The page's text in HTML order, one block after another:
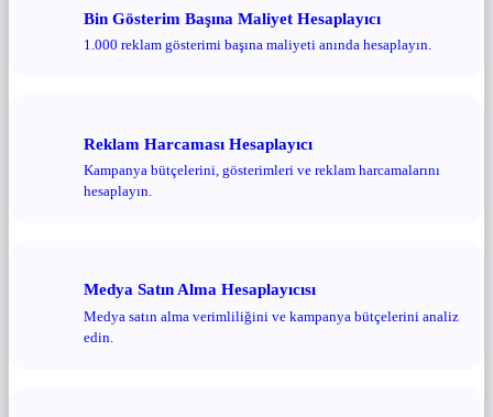
Bin Gösterim Başına Maliyet Hesaplayıcı
1.000 reklam gösterimi başına maliyeti anında hesaplayın.
Reklam Harcaması Hesaplayıcı
Kampanya bütçelerini, gösterimleri ve reklam harcamalarını
hesaplayın.
Medya Satın Alma Hesaplayıcısı
Medya satın alma verimliliğini ve kampanya bütçelerini analiz
edin.